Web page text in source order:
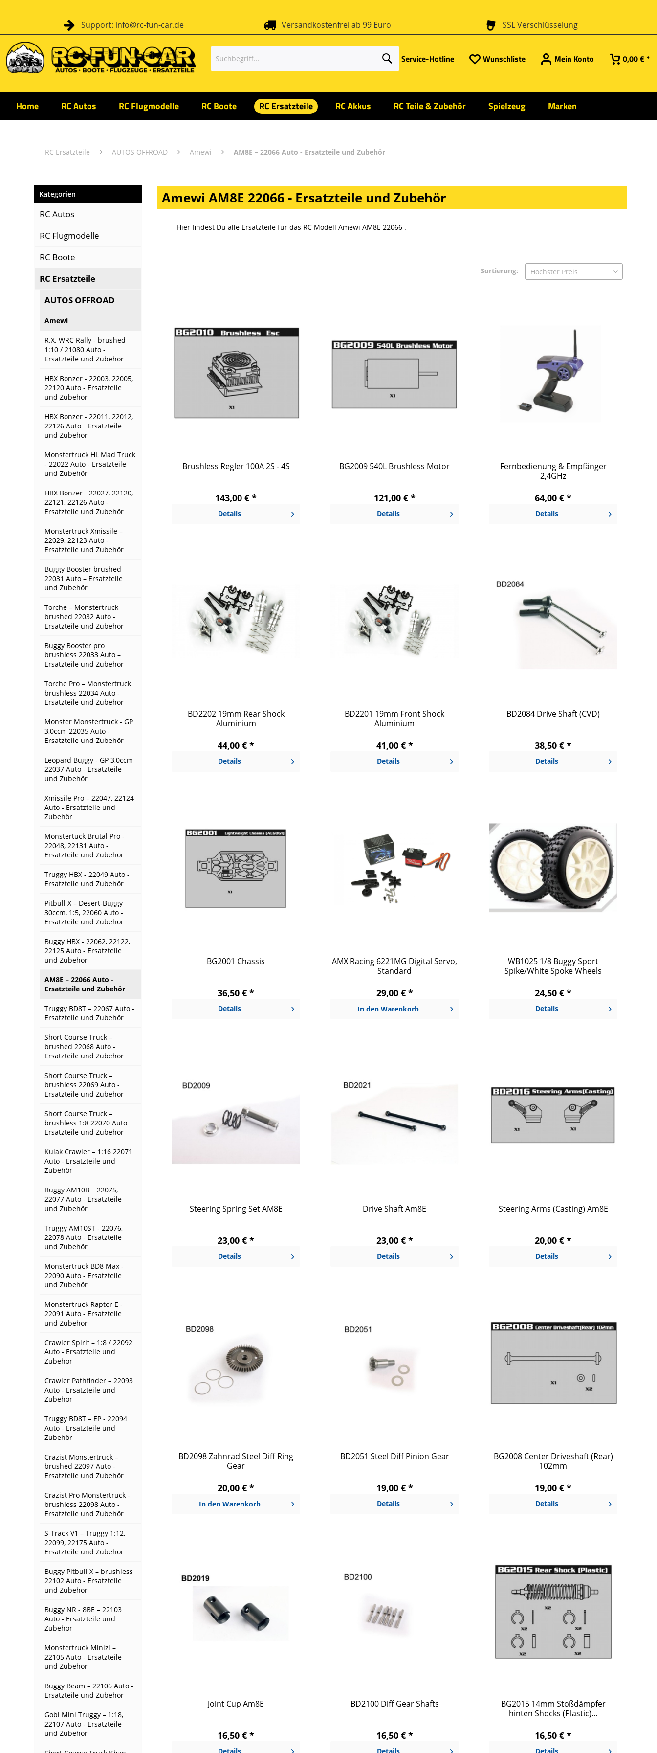
Support: info@rc-fun-car.de Versandkostenfrei ab 99 Euro SSL Verschlüsselung
Service-Hotline Wunschliste Mein Konto 0,00 € *
Home RC Autos RC Flugmodelle RC Boote RC Ersatzteile RC Akkus RC Teile & Zubehör Spielzeug Marken
RC Ersatzteile AUTOS OFFROAD Amewi AM8E – 22066 Auto - Ersatzteile und Zubehör
Kategorien
RC Autos
RC Flugmodelle
RC Boote
RC Ersatzteile
AUTOS OFFROAD
Amewi
R.X. WRC Rally - brushed
1:10 / 21080 Auto -
Ersatzteile und Zubehör
HBX Bonzer - 22003, 22005,
22120 Auto - Ersatzteile
und Zubehör
HBX Bonzer - 22011, 22012,
22126 Auto - Ersatzteile
und Zubehör
Monstertruck HL Mad Truck
- 22022 Auto - Ersatzteile
und Zubehör
HBX Bonzer - 22027, 22120,
22121, 22126 Auto -
Ersatzteile und Zubehör
Monstertruck Xmissile –
22029, 22123 Auto -
Ersatzteile und Zubehör
Buggy Booster brushed
22031 Auto – Ersatzteile
und Zubehör
Torche – Monstertruck
brushed 22032 Auto -
Ersatzteile und Zubehör
Buggy Booster pro
brushless 22033 Auto –
Ersatzteile und Zubehör
Torche Pro – Monstertruck
brushless 22034 Auto -
Ersatzteile und Zubehör
Monster Monstertruck - GP
3,0ccm 22035 Auto -
Ersatzteile und Zubehör
Leopard Buggy - GP 3,0ccm
22037 Auto - Ersatzteile
und Zubehör
Xmissile Pro – 22047, 22124
Auto - Ersatzteile und
Zubehör
Monstertuck Brutal Pro -
22048, 22131 Auto -
Ersatzteile und Zubehör
Truggy HBX - 22049 Auto -
Ersatzteile und Zubehör
Pitbull X – Desert-Buggy
30ccm, 1:5, 22060 Auto -
Ersatzteile und Zubehör
Buggy HBX - 22062, 22122,
22125 Auto - Ersatzteile
und Zubehör
AM8E – 22066 Auto -
Ersatzteile und Zubehör
Truggy BD8T – 22067 Auto -
Ersatzteile und Zubehör
Short Course Truck –
brushed 22068 Auto -
Ersatzteile und Zubehör
Short Course Truck –
brushless 22069 Auto -
Ersatzteile und Zubehör
Short Course Truck –
brushless 1:8 22070 Auto -
Ersatzteile und Zubehör
Kulak Crawler – 1:16 22071
Auto - Ersatzteile und
Zubehör
Buggy AM10B – 22075,
22077 Auto - Ersatzteile
und Zubehör
Truggy AM10ST - 22076,
22078 Auto - Ersatzteile
und Zubehör
Monstertruck BD8 Max -
22090 Auto - Ersatzteile
und Zubehör
Monstertruck Raptor E -
22091 Auto - Ersatzteile
und Zubehör
Crawler Spirit – 1:8 / 22092
Auto - Ersatzteile und
Zubehör
Crawler Pathfinder – 22093
Auto - Ersatzteile und
Zubehör
Truggy BD8T – EP - 22094
Auto - Ersatzteile und
Zubehör
Crazist Monstertruck –
brushed 22097 Auto -
Ersatzteile und Zubehör
Crazist Pro Monstertruck -
brushless 22098 Auto -
Ersatzteile und Zubehör
S-Track V1 – Truggy 1:12,
22099, 22175 Auto -
Ersatzteile und Zubehör
Buggy Pitbull X – brushless
22102 Auto - Ersatzteile
und Zubehör
Buggy NR - 8BE – 22103
Auto - Ersatzteile und
Zubehör
Monstertruck Minizi –
22105 Auto - Ersatzteile
und Zubehör
Buggy Beam – 22106 Auto -
Ersatzteile und Zubehör
Gobi Mini Truggy – 1:18,
22107 Auto - Ersatzteile
und Zubehör
Amewi AM8E 22066 - Ersatzteile und Zubehör
Hier findest Du alle Ersatzteile für das RC Modell Amewi AM8E 22066 .
Sortierung:
Brushless Regler 100A 2S - 4S
143,00 € *
Details
BG2009 540L Brushless Motor
121,00 € *
Details
Fernbedienung & Empfänger
2,4GHz
64,00 € *
Details
BD2202 19mm Rear Shock
Aluminium
44,00 € *
Details
BD2201 19mm Front Shock
Aluminium
41,00 € *
Details
BD2084 Drive Shaft (CVD)
38,50 € *
Details
BG2001 Chassis
36,50 € *
Details
AMX Racing 6221MG Digital Servo,
Standard
29,00 € *
In den Warenkorb
WB1025 1/8 Buggy Sport
Spike/White Spoke Wheels
24,50 € *
Details
Steering Spring Set AM8E
23,00 € *
Details
Drive Shaft Am8E
23,00 € *
Details
Steering Arms (Casting) Am8E
20,00 € *
Details
BD2098 Zahnrad Steel Diff Ring
Gear
20,00 € *
In den Warenkorb
BD2051 Steel Diff Pinion Gear
19,00 € *
Details
BG2008 Center Driveshaft (Rear)
102mm
19,00 € *
Details
Joint Cup Am8E
16,50 € *
Details
BD2100 Diff Gear Shafts
16,50 € *
Details
BG2015 14mm Stoßdämpfer
hinten Shocks (Plastic)...
16,50 € *
Details